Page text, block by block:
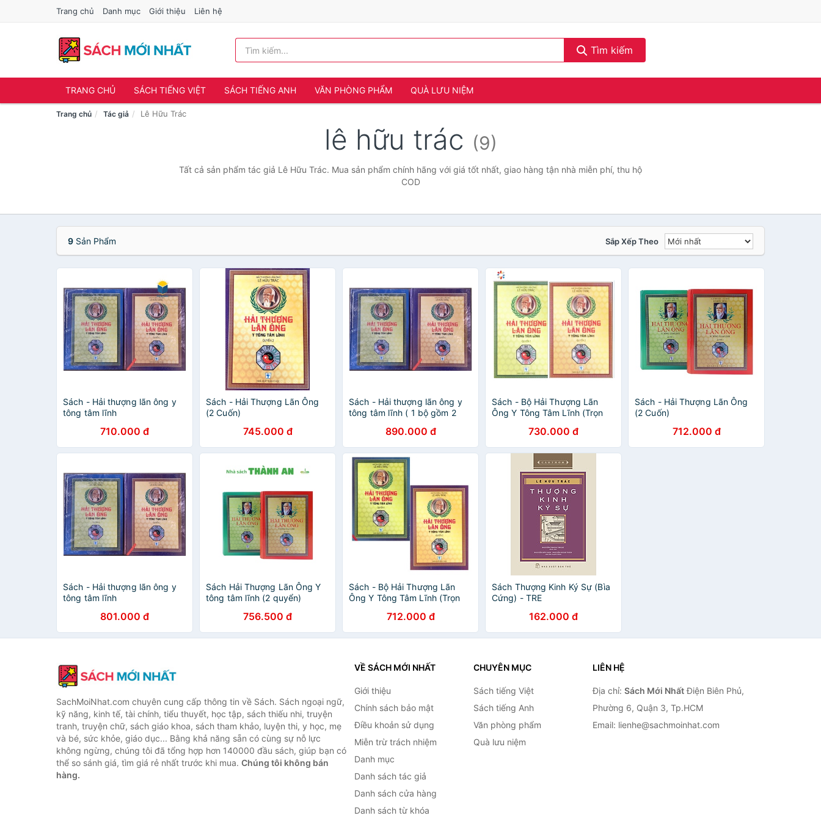
Trang chủ Danh mục Giới thiệu Liên hệ
Tìm kiếm
TRANG CHỦ SÁCH TIẾNG VIỆT SÁCH TIẾNG ANH VĂN PHÒNG PHẨM QUÀ LƯU NIỆM
Trang chủ Tác giả Lê Hữu Trác
lê hữu trác (9)
Tất cả sản phẩm tác giả Lê Hữu Trác. Mua sản phẩm chính hãng với giá tốt nhất, giao hàng tận nhà miễn phí, thu hộ
COD
9 Sản Phẩm Sắp Xếp Theo
Sách - Hải thượng lãn ông y
tông tâm lĩnh
710.000 đ
Sách - Hải Thượng Lãn Ông
(2 Cuốn)
745.000 đ
Sách - Hải thượng lãn ông y
tông tâm lĩnh ( 1 bộ gồm 2
890.000 đ
Sách - Bộ Hải Thượng Lãn
Ông Y Tông Tâm Lĩnh (Trọn
730.000 đ
Sách - Hải Thượng Lãn Ông
(2 Cuốn)
712.000 đ
Sách - Hải thượng lãn ông y
tông tâm lĩnh
801.000 đ
Sách Hải Thượng Lãn Ông Y
tông tâm lĩnh (2 quyển)
756.500 đ
Sách - Bộ Hải Thượng Lãn
Ông Y Tông Tâm Lĩnh (Trọn
712.000 đ
Sách Thượng Kinh Ký Sự (Bìa
Cứng) - TRE
162.000 đ
SachMoiNhat.com chuyên cung cấp thông tin về Sách. Sách ngoại ngữ,
kỹ năng, kinh tế, tài chính, tiểu thuyết, học tập, sách thiếu nhi, truyện
tranh, truyện chữ, sách giáo khoa, sách tham khảo, luyện thi, y học, mẹ
và bé, sức khỏe, giáo dục... Bằng khả năng sẵn có cùng sự nỗ lực
không ngừng, chúng tôi đã tổng hợp hơn 140000 đầu sách, giúp bạn có
thể so sánh giá, tìm giá rẻ nhất trước khi mua. Chúng tôi không bán
hàng.
VỀ SÁCH MỚI NHẤT
Giới thiệu
Chính sách bảo mật
Điều khoản sử dụng
Miễn trừ trách nhiệm
Danh mục
Danh sách tác giả
Danh sách cửa hàng
Danh sách từ khóa
CHUYÊN MỤC
Sách tiếng Việt
Sách tiếng Anh
Văn phòng phẩm
Quà lưu niệm
LIÊN HỆ
Địa chỉ: Sách Mới NhấtĐiện Biên Phủ,
Phường 6, Quận 3, Tp.HCM
Email: lienhe@sachmoinhat.com